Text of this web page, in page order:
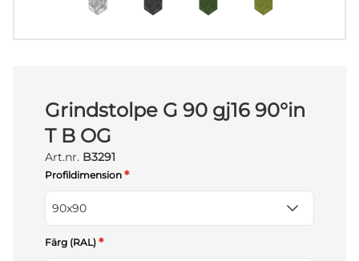
Grindstolpe G 90 gj16 90°in
T B OG
Art.nr. B3291
Profildimension *
90x90
Färg (RAL) *